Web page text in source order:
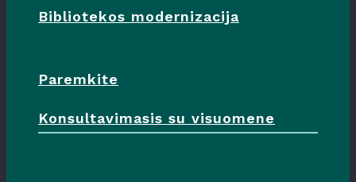
Bibliotekos modernizacija
Paremkite
Konsultavimasis su visuomene